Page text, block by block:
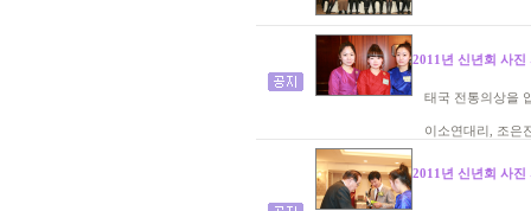
2011년 신년회 사진
태국 전통의상을
이소연대리, 조은
2011년 신년회 사진